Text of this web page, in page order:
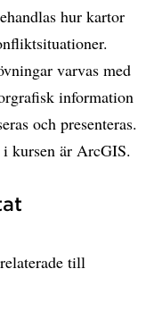
hur kartor
varvas med
information
och presenteras.
kursen är ArcGIS.
till